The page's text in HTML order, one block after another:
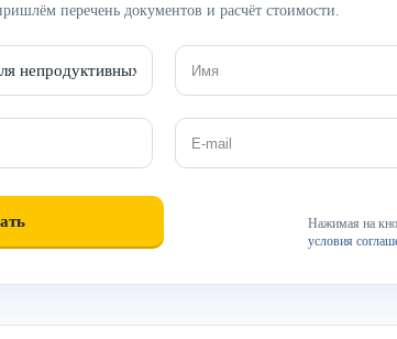
перечень документов и расчёт стоимости.
Нажимая на
условия